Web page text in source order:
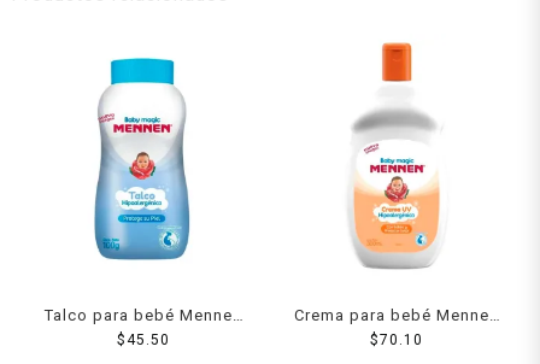
Talco para bebé Mennen
baby magic
$45.50
Crema para bebé Mennen
baby magic UV con sábila
$70.10